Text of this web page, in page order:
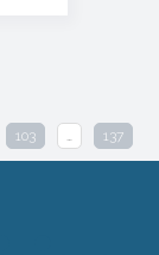
103 … 137